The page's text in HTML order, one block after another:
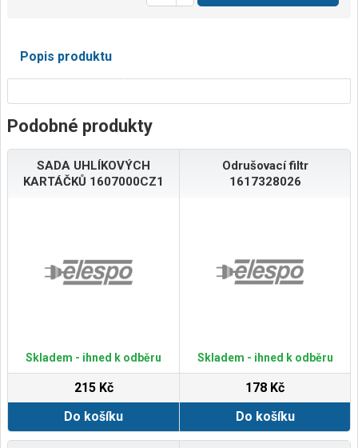
Popis produktu
Podobné produkty
SADA UHLÍKOVÝCH
KARTÁČKŮ 1607000CZ1
Skladem - ihned k odběru
215 Kč
Do košíku
Odrušovací filtr
1617328026
Skladem - ihned k odběru
178 Kč
Do košíku